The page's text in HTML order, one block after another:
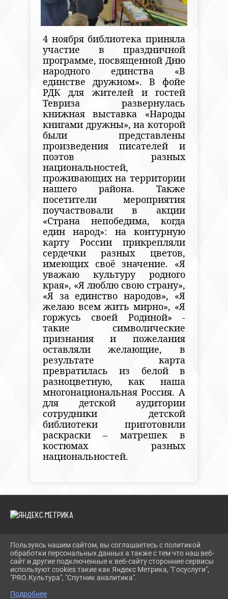
4 ноября библиотека приняла
участие в праздничной
программе, посвященной Дню
народного единства «В
единстве дружном». В фойе
РДК для жителей и гостей
Тевриза развернулась
книжная выставка «Народы
книгами дружны», на которой
были представлены
произведения писателей и
поэтов разных
национальностей,
проживающих на территории
нашего района. Также
посетители мероприятия
поучаствовали в акции
«Страна непобедима, когда
един народ»: на контурную
карту России прикрепляли
сердечки разных цветов,
имеющих своё значение. «Я
уважаю культуру родного
края», «Я люблю свою страну»,
«Я за единство народов», «Я
желаю всем жить мирно», «Я
горжусь своей Родиной» -
такие символические
признания и пожелания
оставляли желающие, в
результате карта
превратилась из белой в
разноцветную, как наша
многонациональная Россия. А
для детской аудитории
сотрудники детской
библиотеки приготовили
раскраски – матрешек в
костюмах разных
национальностей.
2026 Г. TEVRIZLIB.RU
ВХОД
КАРТА САЙТА
ПОЛИТИКА ОБРАБОТКИ ПЕРСОНАЛЬНЫХ ДАННЫХ
СДЕЛАНО НА KUBCMS
Пользуясь нашим сайтом, вы соглашаетесь с политикой
обработки персональных данных а также с тем что наш веб-
сайт и другие подключенные к веб-сайту сторонние сервисы
используют cookies такие как Яндекс Метрика, "Госуслуги",
"PRO.Культура", "Спутник аналитика".
Подробнее